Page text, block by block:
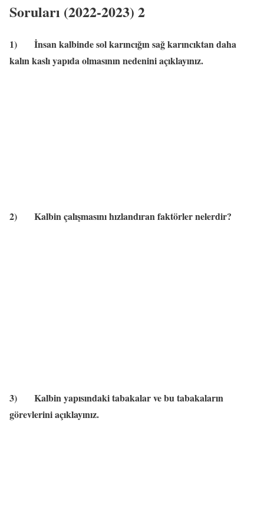
Soruları (2022-2023) 2
1)
İnsan kalbinde sol karıncığın sağ karıncıktan daha
kalın kaslı yapıda olmasının nedenini açıklayınız.
2) Kalbin çalışmasını hızlandıran faktörler nelerdir?
3)
Kalbin yapısındaki tabakalar ve bu tabakaların
görevlerini açıklayınız.